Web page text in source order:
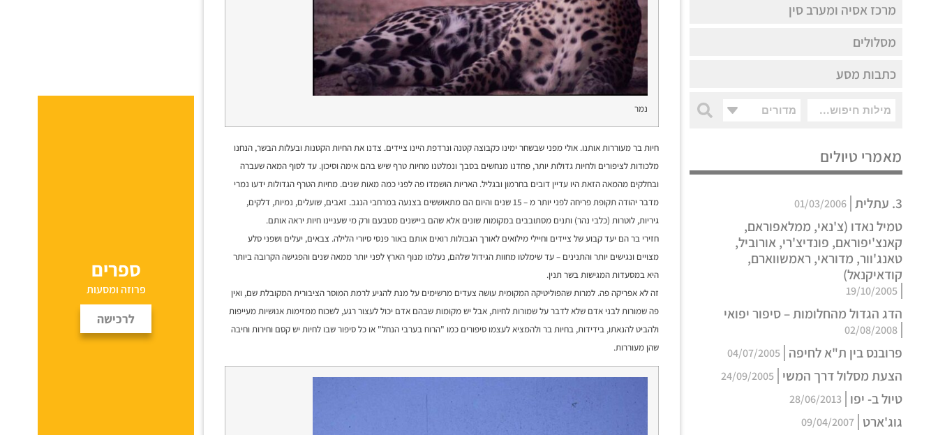
מרכז אסיה ומערב סין
מסלולים
כתבות מסע
מדורים
מאמרי טיולים
3. עתלית 01/03/2006
טמיל נאדו (צ'נאי, ממלאפוראם,
קאנצ'יפוראם, פונדיצ'רי, אורוביל,
טאנג'וור, מדוראי, ראמשווארם,
קודאיקנאל)
19/10/2005
הדג הגדול מהחלומות – סיפור יפואי
02/08/2008
פרובנס בין ת"א לחיפה 04/07/2005
הצעת מסלול דרך המשי 24/09/2005
טיול ב- יפו 28/06/2013
גוג'ארט 09/04/2007
נמר
חיות בר מעוררות אותנו. אולי מפני שבשחר ימינו כקבוצה קטנה ונרדפת היינו ציידים. צדנו את החיות הקטנות ובעלות הבשר, הנחנו
מלכודות לציפורים ולחיות גדולות יותר, פחדנו מנחשים בסבך ונמלטנו מחיות טרף שיש בהם אימה וסיכון. עד לסוף המאה שעברה
ובחלקים מהמאה הזאת היו עדיין דובים בחרמון ובגליל. האריות הושמדו פה לפני כמה מאות שנים. מחיות הטרף הגדולות ידעו נמרי
מדבר יהודה תקופת פריחה לפני יותר מ – 15 שנים והיום הם מתאוששים בצנעה במרחבי הנגב. זאבים, שועלים, נמיות, דלקים,
גיריות, לוטרות (כלבי נהר) ותנים מסתובבים במקומות שונים אלא שהם ביישנים מטבעם ורק מי שעניינו חיות יראה אותם.
חזירי בר הם יעד קבוע של ציידים וחיילי מילואים לאורך הגבולות רואים אותם באור פנסי סיורי הלילה. צבאים, יעלים ושפני סלע
מצויים ונגישים יותר והתנינים – עד שימלטו מחוות הגידול שלהם, נעלמו מנוף הארץ לפני יותר ממאה שנים והפגישה הקרובה ביותר
היא במסעדות המגישות בשר תנין.
זה לא אפריקה פה. למרות שהפוליטיקה המקומית עושה צעדים מרשימים על מנת להגיע לרמת המוסר הציבורית המקובלת שם, ואין
פה שמורות לבני אדם שלא לדבר על שמורות לחיות, אבל יש מקומות שבהם אדם יכול לעצור רגע, לשכוח ממזימות אנושיות מעייפות
ולהביט להנאתו, בידידות, בחיות בר ולהמציא לעצמו סיפורים כמו "הרוח בערבי הנחל" או כל סיפור שבו לחיות יש קסם וחירות וחיבה
שהן מעוררות.
ספרים
פרוזה ומסעות
לרכישה